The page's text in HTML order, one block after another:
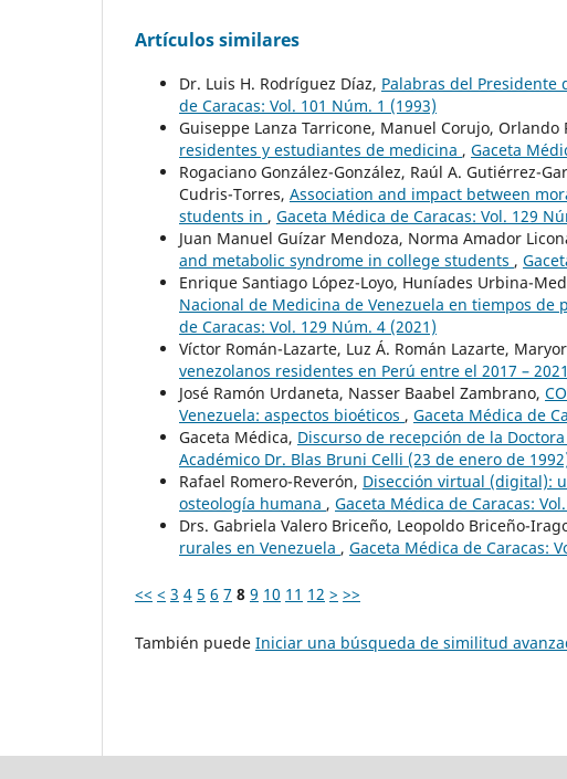
Artículos similares
Dr. Luis H. Rodríguez Díaz, Palabras del Presidente
de Caracas: Vol. 101 Núm. 1 (1993)
Guiseppe Lanza Tarricone, Manuel Corujo, Orlando
residentes y estudiantes de medicina , Gaceta
Rogaciano González-González, Raúl A. Gutiérrez-
Cudris-Torres, Association and impact between
students in , Gaceta Médica de Caracas: Vol. 129
Juan Manuel Guízar Mendoza, Norma Amador
and metabolic syndrome in college students ,
Enrique Santiago López-Loyo, Huníades Urbina-
Nacional de Medicina de Venezuela en tiempos de
de Caracas: Vol. 129 Núm. 4 (2021)
Víctor Román-Lazarte, Luz Á. Román Lazarte,
venezolanos residentes en Perú entre el 2017 – 2021
José Ramón Urdaneta, Nasser Baabel Zambrano,
Venezuela: aspectos bioéticos , Gaceta Médica de
Gaceta Médica, Discurso de recepción de la
Académico Dr. Blas Bruni Celli (23 de enero de
Rafael Romero-Reverón, Disección virtual (digital):
osteología humana , Gaceta Médica de Caracas:
Drs. Gabriela Valero Briceño, Leopoldo Briceño-
rurales en Venezuela , Gaceta Médica de Caracas:
<< < 3 4 5 6 7 8 9 10 11 12 > >>
También puede Iniciar una búsqueda de similitud